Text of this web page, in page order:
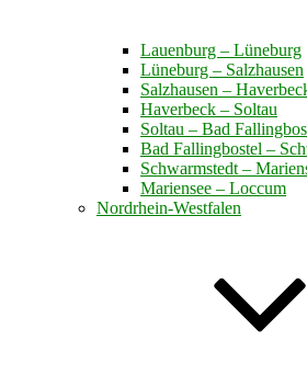
Lauenburg – Lüneburg
Lüneburg – Salzhausen
Salzhausen –
Haverbeck – Soltau
Soltau – Bad
Bad Fallingbostel –
Schwarmstedt –
Mariensee – Loccum
Nordrhein-Westfalen